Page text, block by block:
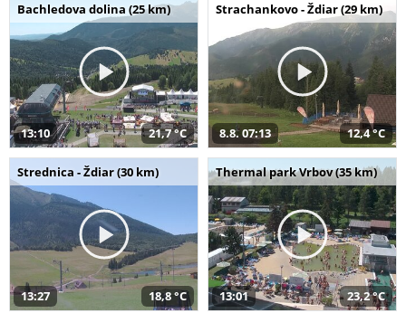
Bachledova dolina (25 km)
13:10 21,7 °C
Strachankovo - Ždiar (29 km)
8.8. 07:13 12,4 °C
Strednica - Ždiar (30 km)
13:27 18,8 °C
Thermal park Vrbov (35 km)
13:01 23,2 °C